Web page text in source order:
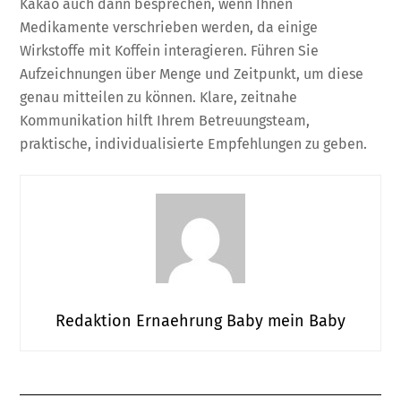
Kakao auch dann besprechen, wenn Ihnen
Medikamente verschrieben werden, da einige
Wirkstoffe mit Koffein interagieren. Führen Sie
Aufzeichnungen über Menge und Zeitpunkt, um diese
genau mitteilen zu können. Klare, zeitnahe
Kommunikation hilft Ihrem Betreuungsteam,
praktische, individualisierte Empfehlungen zu geben.
Redaktion Ernaehrung Baby mein Baby